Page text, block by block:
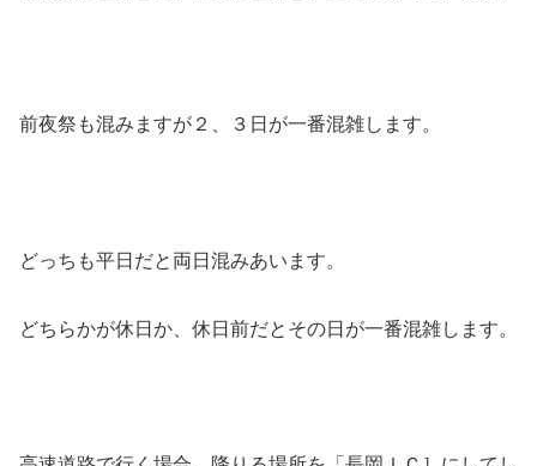
前夜祭も混みますが２、３日が一番混雑します。
どっちも平日だと両日混みあいます。
どちらかが休日か、休日前だとその日が一番混雑します。